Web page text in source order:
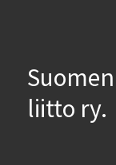
liitto ry.